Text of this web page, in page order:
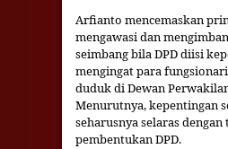
Arfianto mencemaskan
mengawasi dan
seimbang bila DPD diisi
mengingat para
duduk di Dewan
Menurutnya, kepentingan
seharusnya selaras
pembentukan DPD.